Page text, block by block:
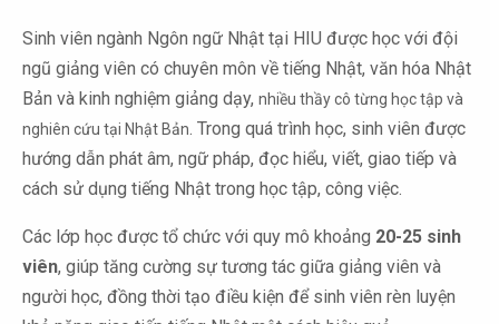
Sinh viên ngành Ngôn ngữ Nhật tại HIU được học với đội
ngũ giảng viên có chuyên môn về tiếng Nhật, văn hóa Nhật
Bản và kinh nghiệm giảng dạy, nhiều thầy cô từng học tập và
nghiên cứu tại Nhật Bản. Trong quá trình học, sinh viên được
hướng dẫn phát âm, ngữ pháp, đọc hiểu, viết, giao tiếp và
cách sử dụng tiếng Nhật trong học tập, công việc.
Các lớp học được tổ chức với quy mô khoảng 20-25 sinh
viên, giúp tăng cường sự tương tác giữa giảng viên và
người học, đồng thời tạo điều kiện để sinh viên rèn luyện